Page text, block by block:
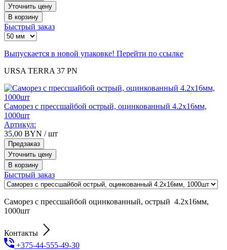
Уточнить цену
В корзину
Быстрый заказ
Выпускается в новой упаковке! Перейти по ссылке
URSA TERRA 37 PN
Саморез с прессшайбой острый, оцинкованный 4.2х16мм,
1000шт
Артикул:
35,00 BYN / шт
Предзаказ
Уточнить цену
В корзину
Быстрый заказ
Саморез с прессшайбой оцинкованный, острый 4.2х16мм,
1000шт
Контакты
+375-44-555-49-30